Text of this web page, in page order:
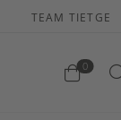
TEAM TIETGE
0